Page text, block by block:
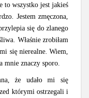
wszystko jest jakieś
Jestem zmęczona,
się do zlanego
Właśnie zrobiłam
się nierealne. Wiem,
znaczy sporo.
że udało mi się
którymi ostrzegali i